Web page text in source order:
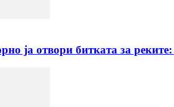
ја отвори битката за